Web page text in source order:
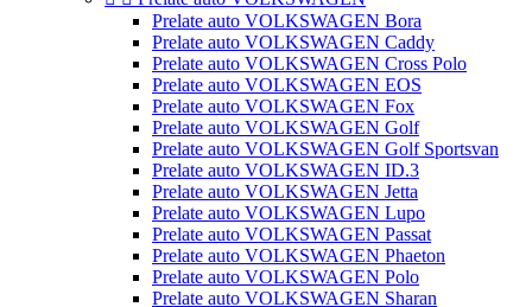
Prelate auto VOLKSWAGEN Bora
Prelate auto VOLKSWAGEN Caddy
Prelate auto VOLKSWAGEN Cross Polo
Prelate auto VOLKSWAGEN EOS
Prelate auto VOLKSWAGEN Fox
Prelate auto VOLKSWAGEN Golf
Prelate auto VOLKSWAGEN Golf Sportsvan
Prelate auto VOLKSWAGEN ID.3
Prelate auto VOLKSWAGEN Jetta
Prelate auto VOLKSWAGEN Lupo
Prelate auto VOLKSWAGEN Passat
Prelate auto VOLKSWAGEN Phaeton
Prelate auto VOLKSWAGEN Polo
Prelate auto VOLKSWAGEN Sharan